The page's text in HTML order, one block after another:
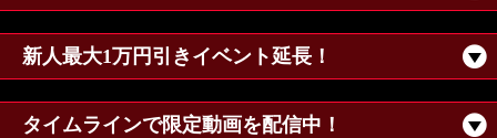
新人最大1万円引きイベント延長！
タイムラインで限定動画を配信中！